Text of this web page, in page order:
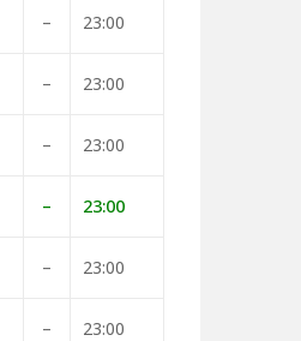
– 23:00
– 23:00
– 23:00
– 23:00
– 23:00
– 23:00